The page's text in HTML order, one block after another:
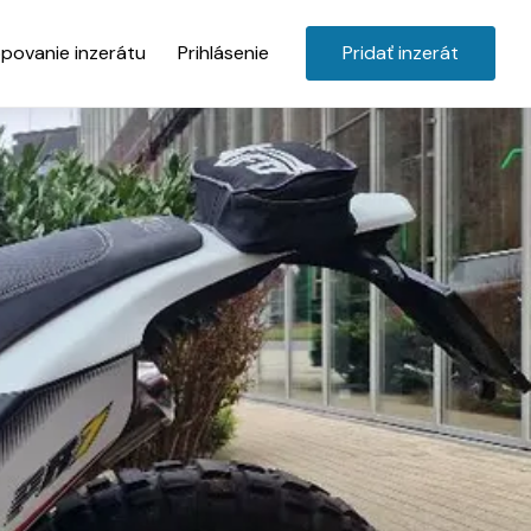
inzerátu Prihlásenie Pridať inzerát